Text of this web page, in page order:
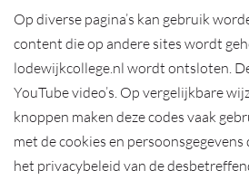
Op diverse pagina’s kan gebruik
content die op andere sites wordt
lodewijkcollege.nl wordt ontsloten.
YouTube video’s. Op vergelijkbare
knoppen maken deze codes vaak
met de cookies en
het privacybeleid van de